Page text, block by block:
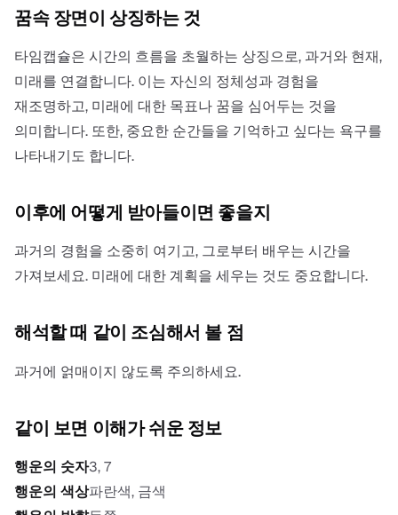
꿈속 장면이 상징하는 것
타임캡슐은 시간의 흐름을 초월하는 상징으로, 과거와 현재,
미래를 연결합니다. 이는 자신의 정체성과 경험을
재조명하고, 미래에 대한 목표나 꿈을 심어두는 것을
의미합니다. 또한, 중요한 순간들을 기억하고 싶다는 욕구를
나타내기도 합니다.
이후에 어떻게 받아들이면 좋을지
과거의 경험을 소중히 여기고, 그로부터 배우는 시간을
가져보세요. 미래에 대한 계획을 세우는 것도 중요합니다.
해석할 때 같이 조심해서 볼 점
과거에 얽매이지 않도록 주의하세요.
같이 보면 이해가 쉬운 정보
행운의 숫자3, 7
행운의 색상파란색, 금색